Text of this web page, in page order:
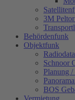
3M
Behördenfunk
Objektfunk
Schnoor
Planung
BOS
Vermietung